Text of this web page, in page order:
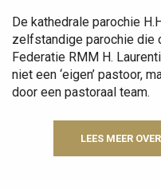
De kathedrale parochie
zelfstandige parochie die
Federatie RMM H.
niet een ‘eigen’ pastoor,
door een pastoraal team.
LEES MEER